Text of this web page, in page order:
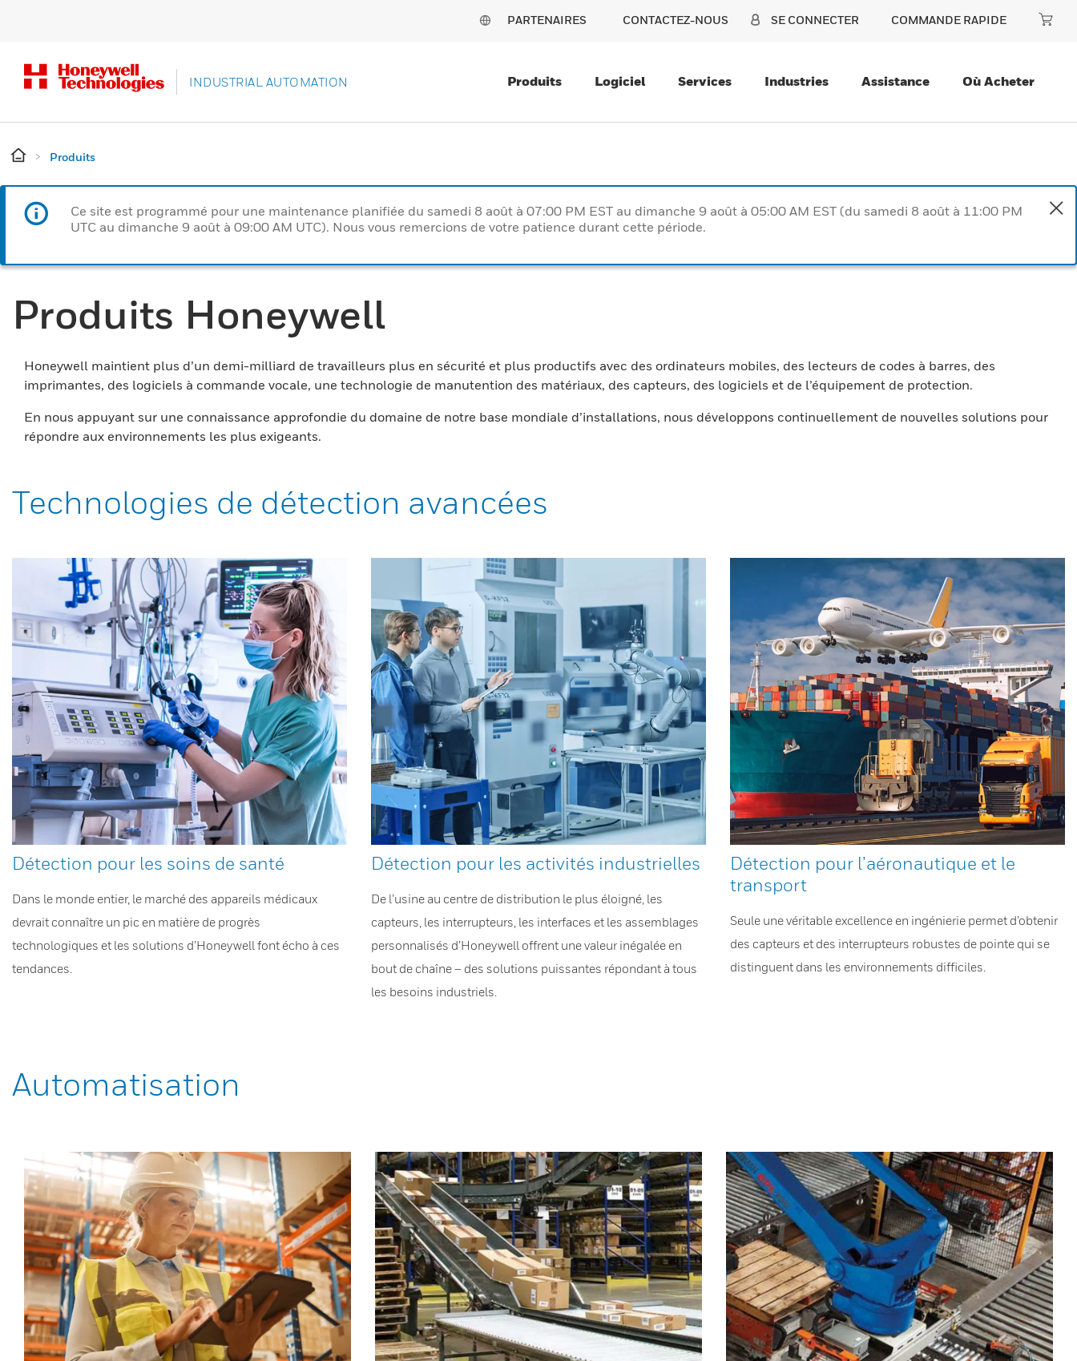
PARTENAIRES CONTACTEZ-NOUS SE CONNECTER COMMANDE RAPIDE
INDUSTRIAL AUTOMATION Produits Logiciel Services Industries Assistance Où Acheter
Produits
Ce site est programmé pour une maintenance planifiée du samedi 8 août à 07:00 PM EST au dimanche 9 août à 05:00 AM EST (du samedi 8 août à 11:00 PM
UTC au dimanche 9 août à 09:00 AM UTC). Nous vous remercions de votre patience durant cette période.
Produits Honeywell
Honeywell maintient plus d’un demi-milliard de travailleurs plus en sécurité et plus productifs avec des ordinateurs mobiles, des lecteurs de codes à barres, des
imprimantes, des logiciels à commande vocale, une technologie de manutention des matériaux, des capteurs, des logiciels et de l’équipement de protection.
En nous appuyant sur une connaissance approfondie du domaine de notre base mondiale d’installations, nous développons continuellement de nouvelles solutions pour
répondre aux environnements les plus exigeants.
Technologies de détection avancées
Détection pour les soins de santé
Dans le monde entier, le marché des appareils médicaux
devrait connaître un pic en matière de progrès
technologiques et les solutions d’Honeywell font écho à ces
tendances.
Détection pour les activités industrielles
De l’usine au centre de distribution le plus éloigné, les
capteurs, les interrupteurs, les interfaces et les assemblages
personnalisés d’Honeywell offrent une valeur inégalée en
bout de chaîne – des solutions puissantes répondant à tous
les besoins industriels.
Détection pour l’aéronautique et le
transport
Seule une véritable excellence en ingénierie permet d’obtenir
des capteurs et des interrupteurs robustes de pointe qui se
distinguent dans les environnements difficiles.
Automatisation